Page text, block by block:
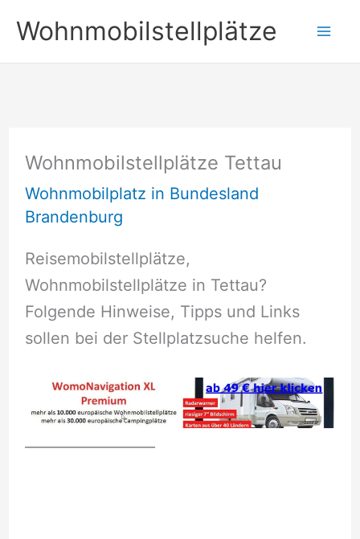
Inhalt
springen
Wohnmobilstellplätze
Wohnmobilstellplätze Tettau
Wohnmobilplatz in Bundesland
Brandenburg
Reisemobilstellplätze,
Wohnmobilstellplätze in Tettau?
Folgende Hinweise, Tipps und Links
sollen bei der Stellplatzsuche helfen.